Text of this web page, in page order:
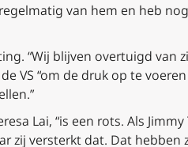
van hem en heb
“Wij blijven overtuigd van
VS “om de druk op te
Lai, “is een rots. Als
zij versterkt dat. Dat hebben